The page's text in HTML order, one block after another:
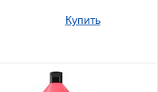
Купить